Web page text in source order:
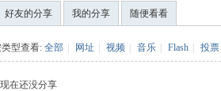
好友的分享 我的分享 随便看看
型查看: 全部 网址 视频 音乐 Flash 投票
现在还没分享